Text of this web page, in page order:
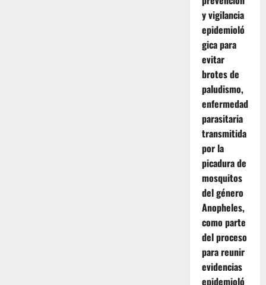
y vigilancia
epidemioló
gica para
evitar
brotes de
paludismo,
enfermedad
parasitaria
transmitida
por la
picadura de
mosquitos
del género
Anopheles,
como parte
del proceso
para reunir
evidencias
epidemioló